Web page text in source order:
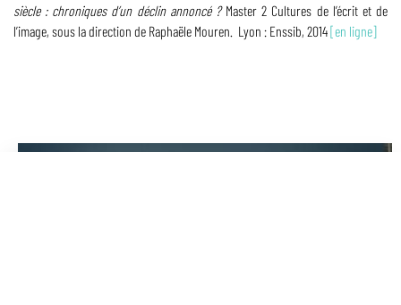
siècle : chroniques d’un déclin annoncé ? Master 2 Cultures de l’écrit et de
l’image, sous la direction de Raphaële Mouren. Lyon : Enssib, 2014[en ligne]